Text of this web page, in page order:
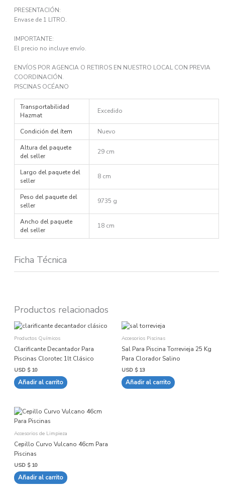
PRESENTACIÓN:
Envase de 1 LITRO.
IMPORTANTE:
El precio no incluye envío.
ENVÍOS POR AGENCIA O RETIROS EN NUESTRO LOCAL CON PREVIA
COORDINACIÓN.
PISCINAS OCÉANO
Transportabilidad
Hazmat
Excedido
Condición del ítem
Nuevo
Altura del paquete
del seller
29 cm
Largo del paquete del
seller
8 cm
Peso del paquete del
seller
9735 g
Ancho del paquete
del seller
18 cm
Ficha Técnica
Productos relacionados
Productos Químicos
Clarificante Decantador Para
Piscinas Clorotec 1lt Clásico
USD $10
Añadir al carrito
Accesorios Piscinas
Sal Para Piscina Torrevieja 25 Kg
Para Clorador Salino
USD $13
Añadir al carrito
Accesorios de Limpieza
Cepillo Curvo Vulcano 46cm Para
Piscinas
USD $10
Añadir al carrito